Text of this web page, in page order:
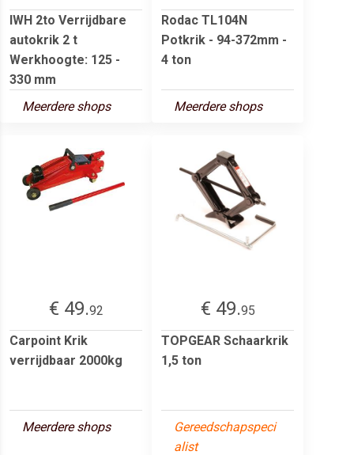
IWH 2to Verrijdbare
autokrik 2 t
Werkhoogte: 125 -
330 mm
Meerdere shops
Rodac TL104N
Potkrik - 94-372mm -
4 ton
Meerdere shops
€ 49.92
Carpoint Krik
verrijdbaar 2000kg
Meerdere shops
€ 49.95
TOPGEAR Schaarkrik
1,5 ton
Gereedschapspeci
alist